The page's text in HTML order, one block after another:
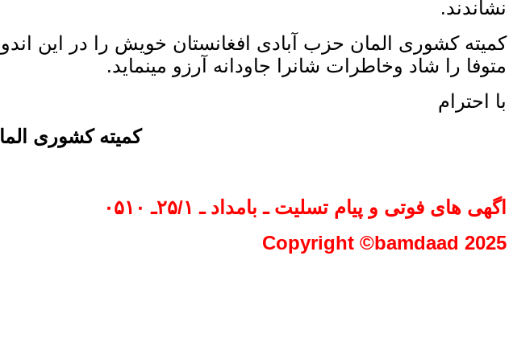
نشاندند.
کميته کشوری المان حزب آبادی افغانستان خویش را در این
متوفا را شاد وخاطرات شانرا جاودانه آرزو مینماید.
با احترام
کمیته کشوری
اگهی های فوتی و پیام تسلیت ـ بامداد ـ ۲۵/۱ـ ۰۵۱۰
Copyright ©bamdaad 2025